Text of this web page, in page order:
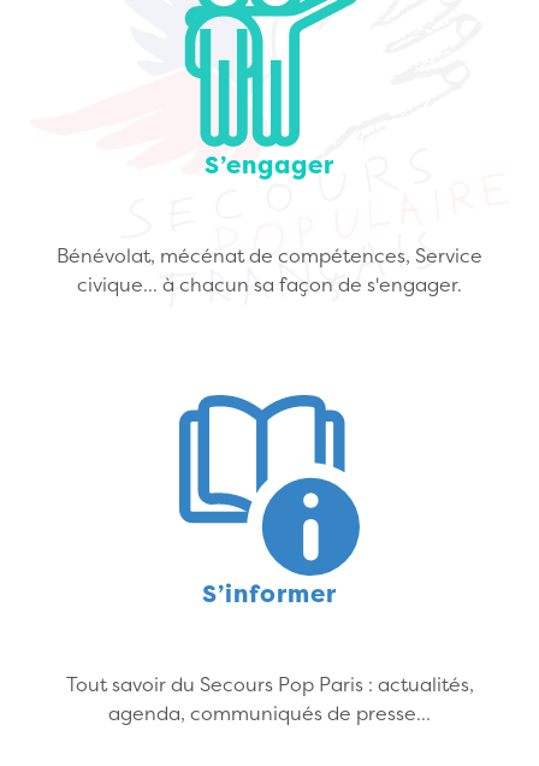
S’engager
Bénévolat, mécénat de compétences, Service
civique... à chacun sa façon de s'engager.
S’informer
Tout savoir du Secours Pop Paris : actualités,
agenda, communiqués de presse...